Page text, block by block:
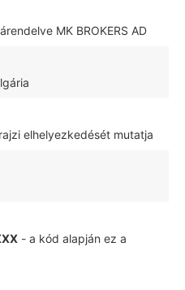
MK BROKERS AD
elhelyezkedését mutatja
- a kód alapján ez a